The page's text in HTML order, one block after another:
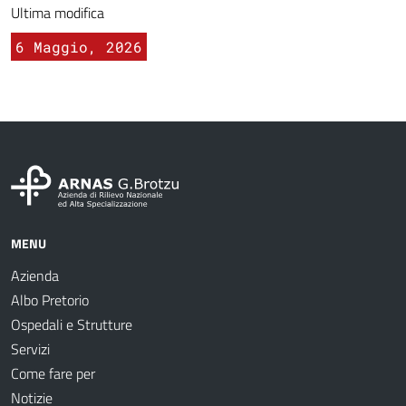
Ultima modifica
6 Maggio, 2026
MENU
Azienda
Albo Pretorio
Ospedali e Strutture
Servizi
Come fare per
Notizie